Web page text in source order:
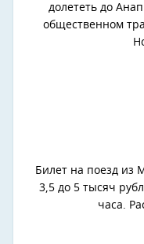
долететь до
общественном
Билет на поезд из
3,5 до 5 тысяч
часа.